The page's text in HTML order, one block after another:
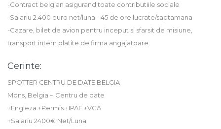
-Contract belgian asigurand toate contributiile sociale
-Salariu 2.400 euro net/luna - 45 de ore lucrate/saptamana
-Cazare, bilet de avion pentru inceput si sfarsit de misiune,
transport intern platite de firma angajatoare.
Cerinte:
SPOTTER CENTRU DE DATE BELGIA
Mons, Belgia ~ Centru de date
+Engleza +Permis +IPAF +VCA
+Salariu 2400€ Net/Luna